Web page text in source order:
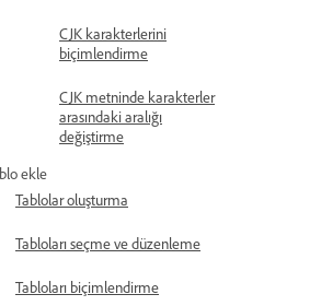
CJK karakterlerini
biçimlendirme
CJK metninde karakterler
arasındaki aralığı
değiştirme
ekle
Tablolar oluşturma
Tabloları seçme ve düzenleme
Tabloları biçimlendirme